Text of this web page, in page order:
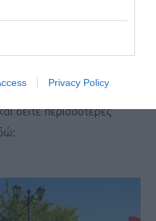
Privacy Policy
δείτε περισσότερες